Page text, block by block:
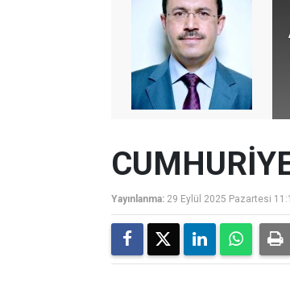
Yayınlanma: 29 Eylül 2025 Pazartesi